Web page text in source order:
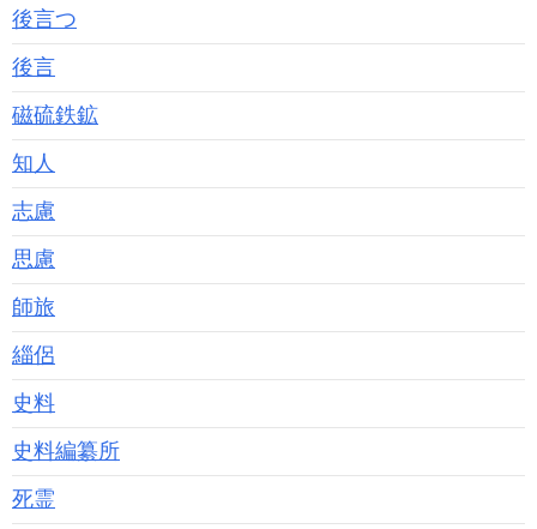
後言つ
後言
磁硫鉄鉱
知人
志慮
思慮
師旅
緇侶
史料
史料編纂所
死霊